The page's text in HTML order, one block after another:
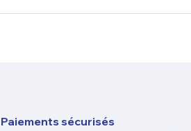
Paiements sécurisés